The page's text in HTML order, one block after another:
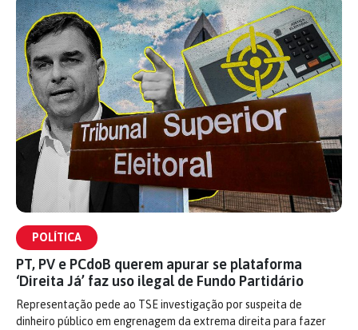
POLÍTICA
PT, PV e PCdoB querem apurar se plataforma
‘Direita Já’ faz uso ilegal de Fundo Partidário
Representação pede ao TSE investigação por suspeita de
dinheiro público em engrenagem da extrema direita para fazer